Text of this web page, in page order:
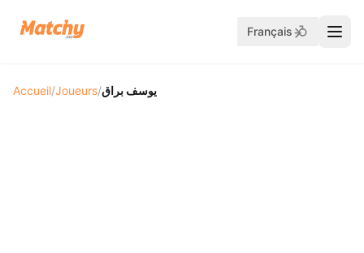
Français
Accueil/Joueurs/يوسف براق